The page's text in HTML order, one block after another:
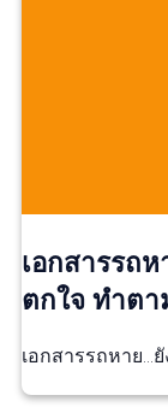
เอกสารรถ
ตกใจ ทำต
เอกสารรถหาย…